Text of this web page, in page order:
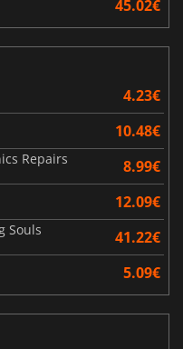
45.02€
4.23€
10.48€
Repairs 8.99€
12.09€
Souls 41.22€
5.09€